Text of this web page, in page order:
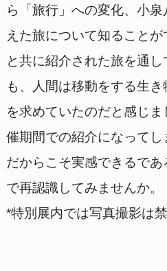
ら「旅行」への変化、小
えた旅について知ること
と共に紹介された旅を通
も、人間は移動をする生
を求めていたのだと感じ
催期間での紹介になって
だからこそ実感できるで
で再認識してみませんか。
*特別展内では写真撮影は禁